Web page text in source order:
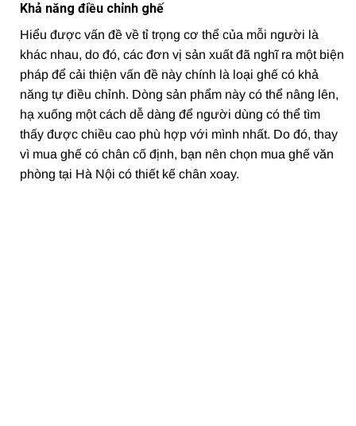
Khả năng điều chỉnh ghế
Hiểu được vấn đề về tỉ trọng cơ thể của mỗi người là
khác nhau, do đó, các đơn vị sản xuất đã nghĩ ra một biện
pháp để cải thiện vấn đề này chính là loại ghế có khả
năng tự điều chỉnh. Dòng sản phẩm này có thể nâng lên,
hạ xuống một cách dễ dàng để người dùng có thể tìm
thấy được chiều cao phù hợp với mình nhất. Do đó, thay
vì mua ghế có chân cố định, bạn nên chọn mua ghế văn
phòng tại Hà Nội có thiết kế chân xoay.